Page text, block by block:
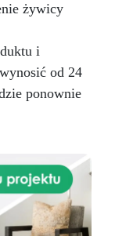
żywicy
i
od 24
ponownie